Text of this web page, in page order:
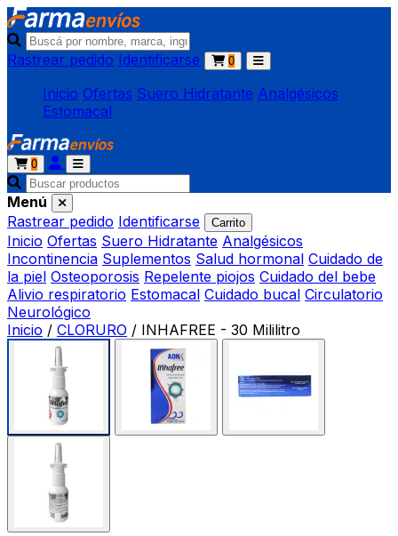
Rastrear pedido Identificarse 0
Inicio Ofertas Suero Hidratante Analgésicos
Estomacal
0
Menú
Rastrear pedido Identificarse Carrito
Inicio Ofertas Suero Hidratante Analgésicos
Incontinencia Suplementos Salud hormonal Cuidado de
la piel Osteoporosis Repelente piojos Cuidado del bebe
Alivio respiratorio Estomacal Cuidado bucal Circulatorio
Neurológico
Inicio / CLORURO / INHAFREE - 30 Mililitro